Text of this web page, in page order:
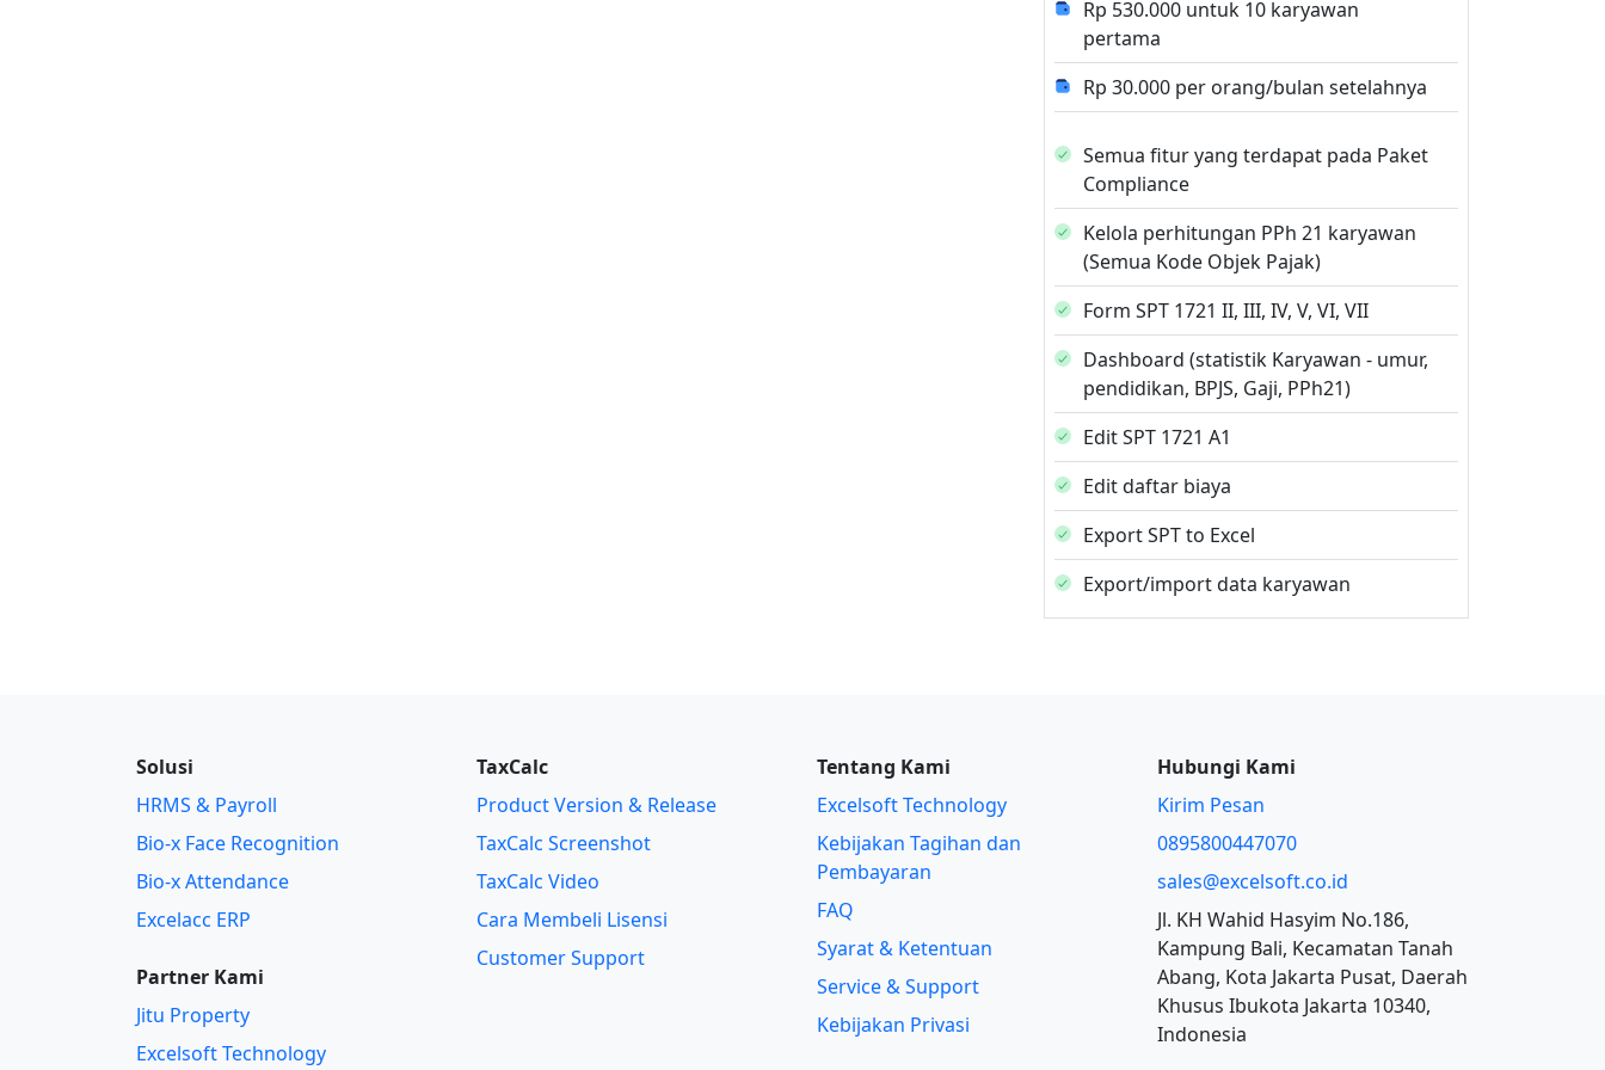
Rp 530.000 untuk 10 karyawan
pertama
Rp 30.000 per orang/bulan setelahnya
Semua fitur yang terdapat pada Paket
Compliance
Kelola perhitungan PPh 21 karyawan
(Semua Kode Objek Pajak)
Form SPT 1721 II, III, IV, V, VI, VII
Dashboard (statistik Karyawan - umur,
pendidikan, BPJS, Gaji, PPh21)
Edit SPT 1721 A1
Edit daftar biaya
Export SPT to Excel
Export/import data karyawan
Solusi
HRMS & Payroll
Bio-x Face Recognition
Bio-x Attendance
Excelacc ERP
Partner Kami
Jitu Property
Excelsoft Technology
TaxCalc
Product Version & Release
TaxCalc Screenshot
TaxCalc Video
Cara Membeli Lisensi
Customer Support
Tentang Kami
Excelsoft Technology
Kebijakan Tagihan dan
Pembayaran
FAQ
Syarat & Ketentuan
Service & Support
Kebijakan Privasi
Hubungi Kami
Kirim Pesan
0895800447070
sales@excelsoft.co.id
Jl. KH Wahid Hasyim No.186,
Kampung Bali, Kecamatan Tanah
Abang, Kota Jakarta Pusat, Daerah
Khusus Ibukota Jakarta 10340,
Indonesia